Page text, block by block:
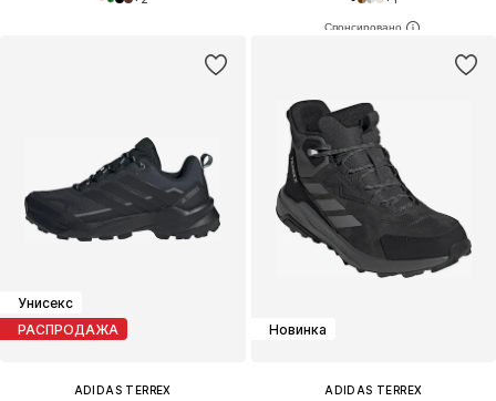
Унисекс
РАСПРОДАЖА
ADIDAS TERREX
Новинка
ADIDAS TERREX